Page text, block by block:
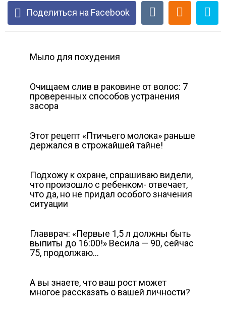
Поделиться на Facebook
Мыло для похудения
Очищаем слив в раковине от волос: 7
проверенных способов устранения
засора
Этот рецепт «Птичьего молока» раньше
держался в строжайшей тайне!
Подхожу к охране, спрашиваю видели,
что произошло с ребенком- отвечает,
что да, но не придал особого значения
ситуации
Главврач: «Первые 1,5 л должны быть
выпиты до 16:00!» Весила — 90, сейчас
75, продолжаю…
А вы знаете, что ваш рост может
многое рассказать о вашей личности?